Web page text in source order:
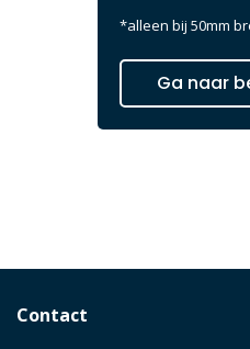
*alleen bij 50mm
Ga naar
Contact